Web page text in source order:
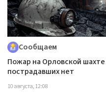
Сообщаем
Пожар на Орловской шахте
пострадавших нет
10 августа, 12:08